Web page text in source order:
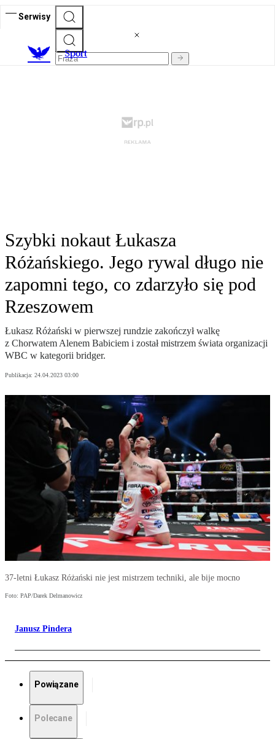
Serwisy
Sport
Szybki nokaut Łukasza
Różańskiego. Jego rywal długo nie
zapomni tego, co zdarzyło się pod
Rzeszowem
Łukasz Różański w pierwszej rundzie zakończył walkę
z Chorwatem Alenem Babiciem i został mistrzem świata organizacji
WBC w kategorii bridger.
Publikacja: 24.04.2023 03:00
37-letni Łukasz Różański nie jest mistrzem techniki, ale bije mocno
Foto: PAP/Darek Delmanowicz
Janusz Pindera
Powiązane
Polecane